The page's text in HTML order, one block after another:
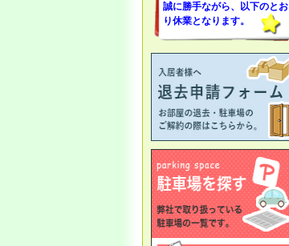
誠に勝手ながら、以下のとお
り休業となります。
（日）は夏季休業とさせて頂
きます。
8月17日（月）11：00より通
常営業となります
4/27 ●ゴールデンウィーク休
暇のお知らせ●
お客様・取引企業様 各位
誠に勝手ながら以下の通り、
休業となります。